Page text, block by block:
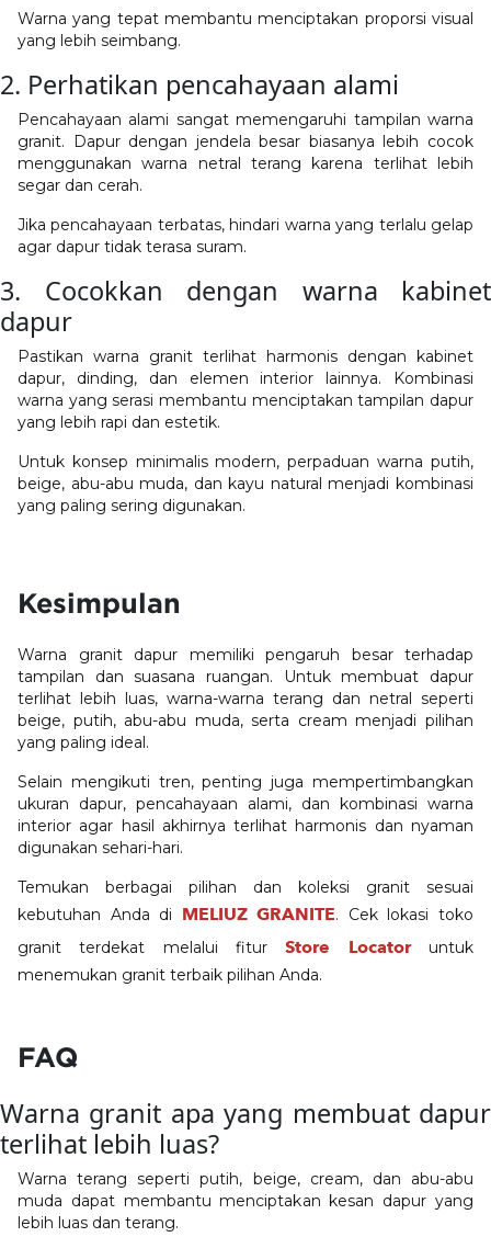
Warna yang tepat membantu menciptakan proporsi visual
yang lebih seimbang.
2. Perhatikan pencahayaan alami
Pencahayaan alami sangat memengaruhi tampilan warna
granit. Dapur dengan jendela besar biasanya lebih cocok
menggunakan warna netral terang karena terlihat lebih
segar dan cerah.
Jika pencahayaan terbatas, hindari warna yang terlalu gelap
agar dapur tidak terasa suram.
3. Cocokkan dengan warna kabinet
dapur
Pastikan warna granit terlihat harmonis dengan kabinet
dapur, dinding, dan elemen interior lainnya. Kombinasi
warna yang serasi membantu menciptakan tampilan dapur
yang lebih rapi dan estetik.
Untuk konsep minimalis modern, perpaduan warna putih,
beige, abu-abu muda, dan kayu natural menjadi kombinasi
yang paling sering digunakan.
Kesimpulan
Warna granit dapur memiliki pengaruh besar terhadap
tampilan dan suasana ruangan. Untuk membuat dapur
terlihat lebih luas, warna-warna terang dan netral seperti
beige, putih, abu-abu muda, serta cream menjadi pilihan
yang paling ideal.
Selain mengikuti tren, penting juga mempertimbangkan
ukuran dapur, pencahayaan alami, dan kombinasi warna
interior agar hasil akhirnya terlihat harmonis dan nyaman
digunakan sehari-hari.
Temukan berbagai pilihan dan koleksi granit sesuai
kebutuhan Anda di MELIUZ GRANITE. Cek lokasi toko
granit terdekat melalui fiturStore Locatoruntuk
menemukan granit terbaik pilihan Anda.
FAQ
Warna granit apa yang membuat dapur
terlihat lebih luas?
Warna terang seperti putih, beige, cream, dan abu-abu
muda dapat membantu menciptakan kesan dapur yang
lebih luas dan terang.